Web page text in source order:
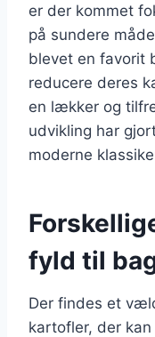
er der kommet
på sundere
blevet en favorit
reducere deres
en lækker og
udvikling har
moderne
fyld til
Der findes et
kartofler, der